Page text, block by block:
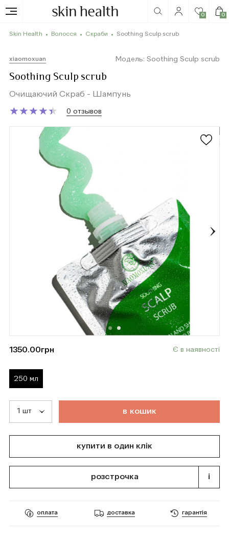
0 0
Skin Health Волосся Скраби Soothing Sculp scrub
xiaomoxuan Модель: Soothing Sculp scrub
Soothing Sculp scrub
Очищаючий Скраб - Шампунь
★
★★
★★
★★
★★
★ 0 отзывов
1350.00грн Є в наявності
250 мл
в кошик
купити в один клік
розстрочка i
оплата доставка гарантія